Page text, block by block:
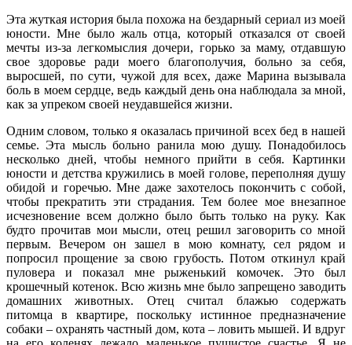
Эта жуткая история была похожа на бездарный сериал из моей
юности. Мне было жаль отца, который отказался от своей
мечты из-за легкомыслия дочери, горько за маму, отдавшую
свое здоровье ради моего благополучия, больно за себя,
выросшей, по сути, чужой для всех, даже Марина вызывала
боль в моем сердце, ведь каждый день она наблюдала за мной,
как за упреком своей неудавшейся жизни.
Одним словом, только я оказалась причиной всех бед в нашей
семье. Эта мысль больно ранила мою душу. Понадобилось
несколько дней, чтобы немного прийти в себя. Картинки
юности и детства кружились в моей голове, переполняя душу
обидой и горечью. Мне даже захотелось покончить с собой,
чтобы прекратить эти страдания. Тем более мое внезапное
исчезновение всем должно было быть только на руку. Как
будто прочитав мои мысли, отец решил заговорить со мной
первым. Вечером он зашел в мою комнату, сел рядом и
попросил прощение за свою грубость. Потом откинул край
пуловера и показал мне рыженький комочек. Это был
крошечный котенок. Всю жизнь мне было запрещено заводить
домашних животных. Отец считал блажью содержать
питомца в квартире, поскольку истинное предназначение
собаки – охранять частный дом, кота – ловить мышей. И вдруг